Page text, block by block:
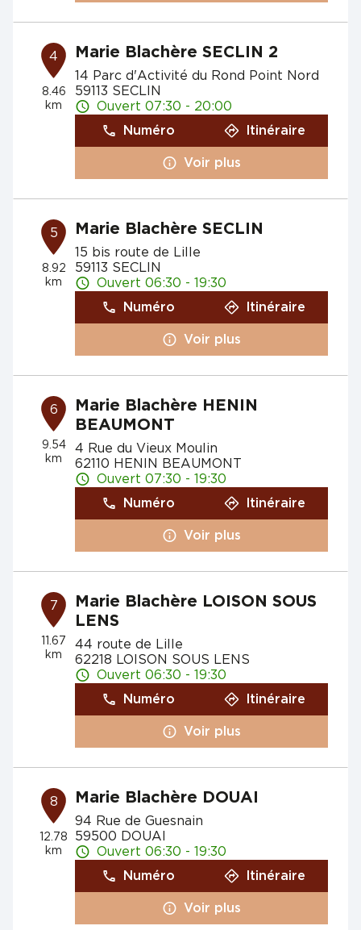
4
8.46
km
Marie Blachère SECLIN 2
14 Parc d'Activité du Rond Point Nord
59113 SECLIN
Ouvert 07:30 - 20:00
Numéro
Itinéraire
Voir plus
5
8.92
km
Marie Blachère SECLIN
15 bis route de Lille
59113 SECLIN
Ouvert 06:30 - 19:30
Numéro
Itinéraire
Voir plus
6
9.54
km
Marie Blachère HENIN
BEAUMONT
4 Rue du Vieux Moulin
62110 HENIN BEAUMONT
Ouvert 07:30 - 19:30
Numéro
Itinéraire
Voir plus
7
11.67
km
Marie Blachère LOISON SOUS
LENS
44 route de Lille
62218 LOISON SOUS LENS
Ouvert 06:30 - 19:30
Numéro
Itinéraire
Voir plus
8
12.78
km
Marie Blachère DOUAI
94 Rue de Guesnain
59500 DOUAI
Ouvert 06:30 - 19:30
Numéro
Itinéraire
Voir plus